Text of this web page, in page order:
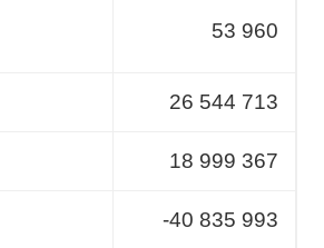
53 960
26 544 713
18 999 367
-40 835 993